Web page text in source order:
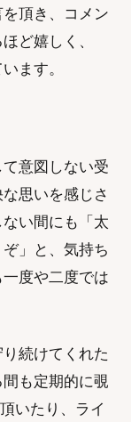
頂き、コメン
ど嬉しく、
ます。
意図しない受
思いを感じさ
い間にも「太
」と、気持ち
度や二度では
続けてくれた
も定期的に覗
いたり、ライ